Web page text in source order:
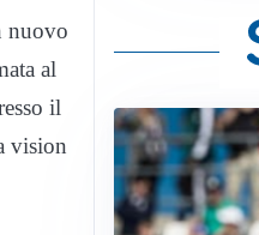
nuovo
al
il
vision